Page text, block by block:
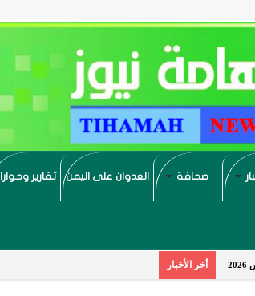
صحافة العدوان على اليمن تقارير
أخر الأخبار